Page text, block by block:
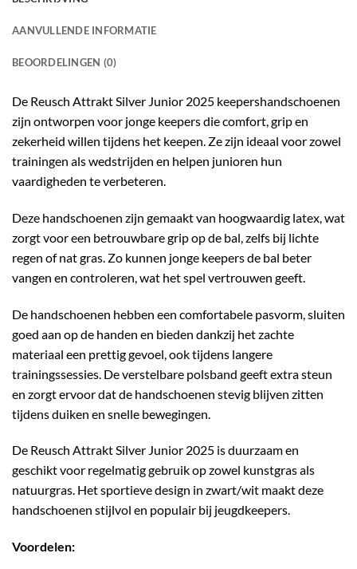
AANVULLENDE INFORMATIE
BEOORDELINGEN (0)
De Reusch Attrakt Silver Junior 2025 keepershandschoenen
zijn ontworpen voor jonge keepers die comfort, grip en
zekerheid willen tijdens het keepen. Ze zijn ideaal voor zowel
trainingen als wedstrijden en helpen junioren hun
vaardigheden te verbeteren.
Deze handschoenen zijn gemaakt van hoogwaardig latex, wat
zorgt voor een betrouwbare grip op de bal, zelfs bij lichte
regen of nat gras. Zo kunnen jonge keepers de bal beter
vangen en controleren, wat het spel vertrouwen geeft.
De handschoenen hebben een comfortabele pasvorm, sluiten
goed aan op de handen en bieden dankzij het zachte
materiaal een prettig gevoel, ook tijdens langere
trainingssessies. De verstelbare polsband geeft extra steun
en zorgt ervoor dat de handschoenen stevig blijven zitten
tijdens duiken en snelle bewegingen.
De Reusch Attrakt Silver Junior 2025 is duurzaam en
geschikt voor regelmatig gebruik op zowel kunstgras als
natuurgras. Het sportieve design in zwart/wit maakt deze
handschoenen stijlvol en populair bij jeugdkeepers.
Voordelen: